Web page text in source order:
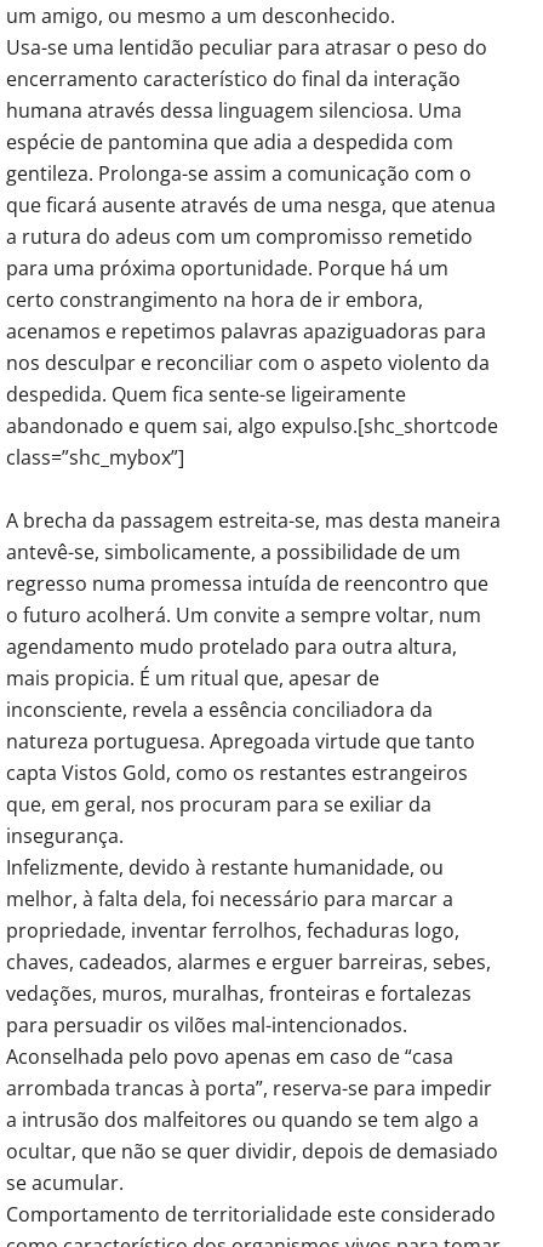
um amigo, ou mesmo a um desconhecido.
Usa-se uma lentidão peculiar para atrasar o peso do
encerramento característico do final da interação
humana através dessa linguagem silenciosa. Uma
espécie de pantomina que adia a despedida com
gentileza. Prolonga-se assim a comunicação com o
que ficará ausente através de uma nesga, que atenua
a rutura do adeus com um compromisso remetido
para uma próxima oportunidade. Porque há um
certo constrangimento na hora de ir embora,
acenamos e repetimos palavras apaziguadoras para
nos desculpar e reconciliar com o aspeto violento da
despedida. Quem fica sente-se ligeiramente
abandonado e quem sai, algo expulso.[shc_shortcode
class=”shc_mybox”]
A brecha da passagem estreita-se, mas desta maneira
antevê-se, simbolicamente, a possibilidade de um
regresso numa promessa intuída de reencontro que
o futuro acolherá. Um convite a sempre voltar, num
agendamento mudo protelado para outra altura,
mais propicia. É um ritual que, apesar de
inconsciente, revela a essência conciliadora da
natureza portuguesa. Apregoada virtude que tanto
capta Vistos Gold, como os restantes estrangeiros
que, em geral, nos procuram para se exiliar da
insegurança.
Infelizmente, devido à restante humanidade, ou
melhor, à falta dela, foi necessário para marcar a
propriedade, inventar ferrolhos, fechaduras logo,
chaves, cadeados, alarmes e erguer barreiras, sebes,
vedações, muros, muralhas, fronteiras e fortalezas
para persuadir os vilões mal-intencionados.
Aconselhada pelo povo apenas em caso de “casa
arrombada trancas à porta”, reserva-se para impedir
a intrusão dos malfeitores ou quando se tem algo a
ocultar, que não se quer dividir, depois de demasiado
se acumular.
Comportamento de territorialidade este considerado